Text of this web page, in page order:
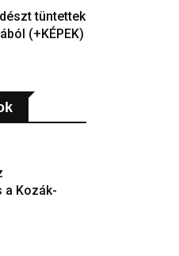
tüntettek
(+KÉPEK)
a Kozák-